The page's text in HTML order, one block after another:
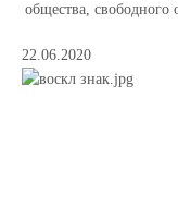
общества, свободного
22.06.2020